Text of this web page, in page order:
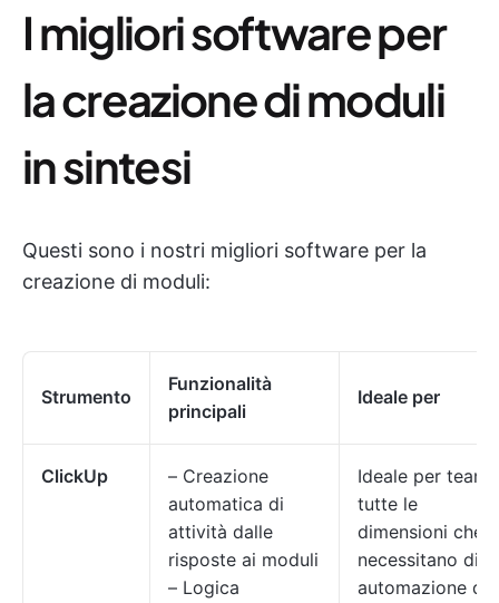
I migliori software per
la creazione di moduli
in sintesi
Questi sono i nostri migliori software per la
creazione di moduli:
Strumento
Funzionalità
principali
Ideale per
ClickUp
– Creazione
automatica di
attività dalle
risposte ai moduli
– Logica
Ideale per team
tutte le
dimensioni che
necessitano di
automazione dei